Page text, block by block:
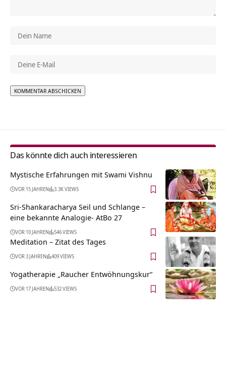
Das könnte dich auch interessieren
Mystische Erfahrungen mit Swami Vishnu
VOR 15 JAHREN 3.3K VIEWS
Sri-Shankaracharya Seil und Schlange –
eine bekannte Analogie- AtBo 27
VOR 10 JAHREN 546 VIEWS
Meditation – Zitat des Tages
VOR 3 JAHREN 409 VIEWS
Yogatherapie „Raucher Entwöhnungskur“
VOR 17 JAHREN 532 VIEWS